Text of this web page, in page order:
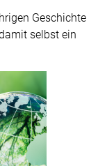
Geschichte
selbst ein